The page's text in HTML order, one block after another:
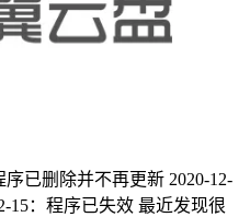
已删除并不再更新 2020-12-
15：程序已失效 最近发现很